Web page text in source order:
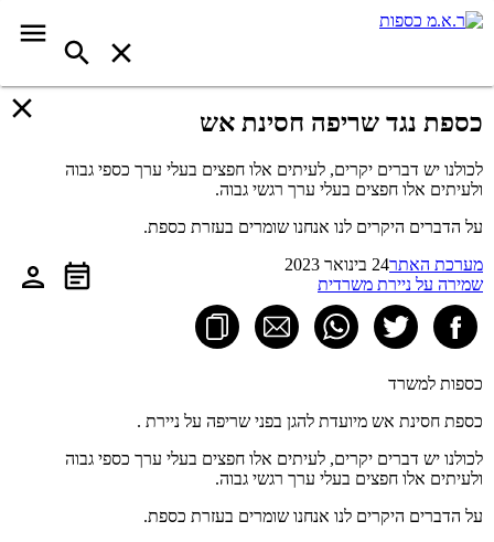
כספת נגד שריפה חסינת אש
לכולנו יש דברים יקרים, לעיתים אלו חפצים בעלי ערך כספי גבוה
ולעיתים אלו חפצים בעלי ערך רגשי גבוה.
על הדברים היקרים לנו אנחנו שומרים בעזרת כספת.
מערכת האתר24 בינואר 2023
שמירה על ניירת משרדית
כספות למשרד
כספת חסינת אש מיועדת להגן בפני שריפה על ניירת .
לכולנו יש דברים יקרים, לעיתים אלו חפצים בעלי ערך כספי גבוה
ולעיתים אלו חפצים בעלי ערך רגשי גבוה.
על הדברים היקרים לנו אנחנו שומרים בעזרת כספת.